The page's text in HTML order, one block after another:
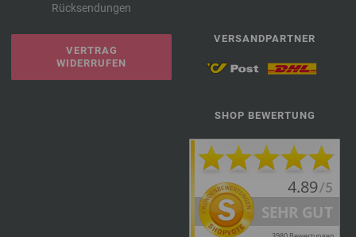
Rücksendungen
VERTRAG
WIDERRUFEN
VERSANDPARTNER
SHOP BEWERTUNG